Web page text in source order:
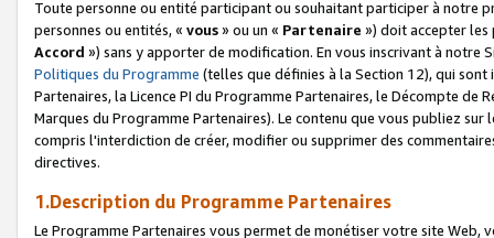
Toute personne ou entité participant ou souhaitant participer à notre
personnes ou entités, « vous» ou un « Partenaire ») doit accepter les
Accord ») sans y apporter de modification. En vous inscrivant à notre
Politiques du Programme (telles que définies à la Section 12), qui
Partenaires, la Licence PI du Programme Partenaires, le Décompte de
Marques du Programme Partenaires). Le contenu que vous publiez
compris l'interdiction de créer, modifier ou supprimer des
directives.
1.Description du Programme Partenaires
Le Programme Partenaires vous permet de monétiser votre site Web,